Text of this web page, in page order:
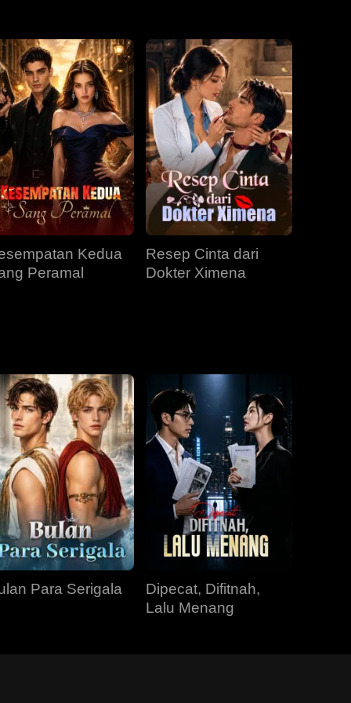
EP 34 EP 35 EP 36
EP 37 EP 38
EP 40
Kedua
Peramal
Resep Cinta dari
Dokter Ximena
Para Serigala
Dipecat, Difitnah,
Lalu Menang